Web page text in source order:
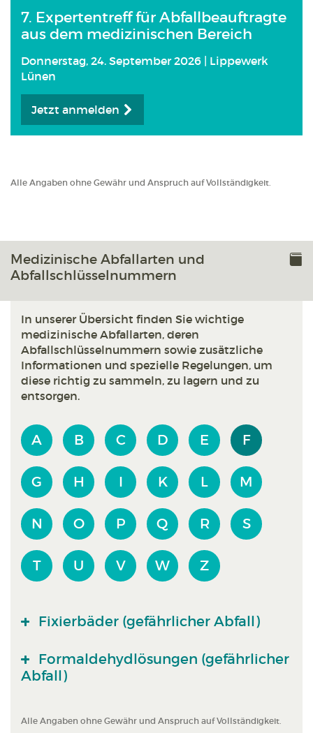
7. Expertentreff für Abfallbeauftragte
aus dem medizinischen Bereich
Donnerstag, 24. September 2026 | Lippewerk
Lünen
Jetzt anmelden
Alle Angaben ohne Gewähr und Anspruch auf Vollständigkeit.
Medizinische Abfallarten und
Abfallschlüsselnummern
In unserer Übersicht finden Sie wichtige
medizinische Abfallarten, deren
Abfallschlüsselnummern sowie zusätzliche
Informationen und spezielle Regelungen, um
diese richtig zu sammeln, zu lagern und zu
entsorgen.
A B C D E F
G H I K L M
N O P Q R S
T U V W Z
Fixierbäder (gefährlicher Abfall)
Formaldehydlösungen (gefährlicher
Abfall)
Alle Angaben ohne Gewähr und Anspruch auf Vollständigkeit.